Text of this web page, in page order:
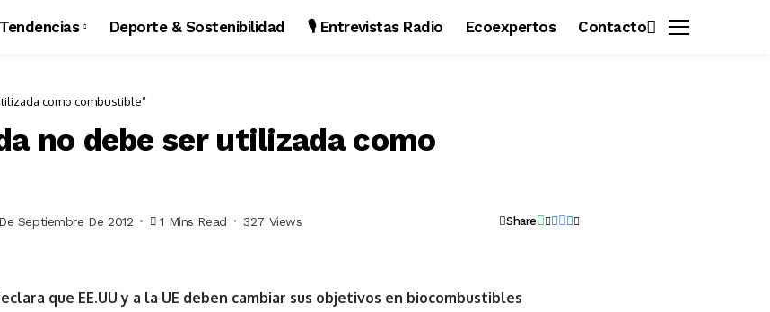
Tendencias Deporte & Sostenibilidad 🎙️ Entrevistas Radio Ecoexpertos Contacto
como combustible”
no debe ser utilizada como
Septiembre De 2012 1 Mins Read 327 Views Share
que EE.UU y a la UE deben cambiar sus objetivos en biocombustibles